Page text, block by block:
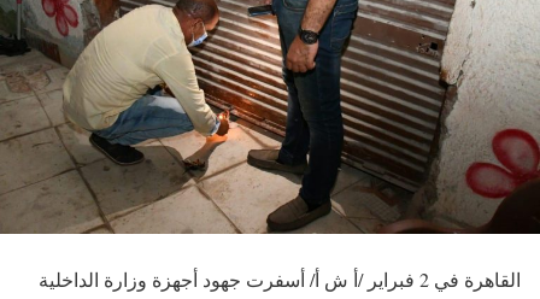
القاهرة في 2 فبراير /أ ش أ/ أسفرت جهود أجهزة وزارة الداخلية